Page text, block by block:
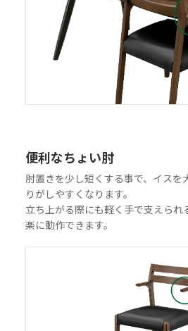
便利なちょい肘
肘置きを少し短くする事で、イスを
りがしやすくなります。
立ち上がる際にも軽く手で支えられ
楽に動作できます。